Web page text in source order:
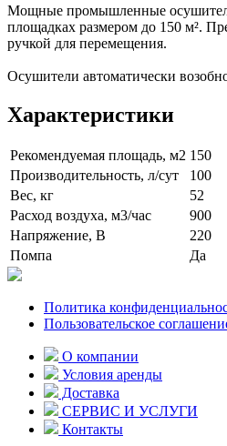
Мощные промышленные осушители
площадках размером до 150 м².
ручкой для перемещения.
Осушители автоматически
Характеристики
Рекомендуемая площадь, м2 150
Производительность, л/сут
100
Вес, кг
52
Расход воздуха, м3/час
900
Напряжение, В
220
Помпа
Да
Политика
Пользовательское
О компании
Условия аренды
Доставка
СЕРВИС И УСЛУГИ
Контакты